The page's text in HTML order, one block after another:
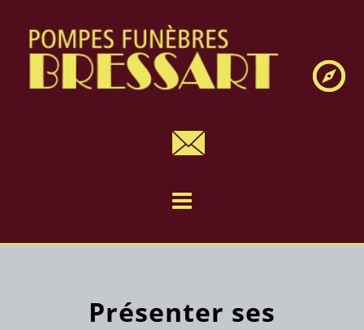
Présenter ses